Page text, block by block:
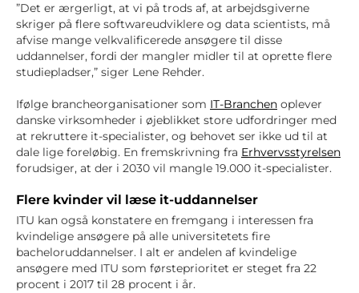
”Det er ærgerligt, at vi på trods af, at arbejdsgiverne
skriger på flere softwareudviklere og data scientists, må
afvise mange velkvalificerede ansøgere til disse
uddannelser, fordi der mangler midler til at oprette flere
studiepladser,” siger Lene Rehder.
Ifølge brancheorganisationer som IT-Branchen oplever
danske virksomheder i øjeblikket store udfordringer med
at rekruttere it-specialister, og behovet ser ikke ud til at
dale lige foreløbig. En fremskrivning fra Erhvervsstyrelsen
forudsiger, at der i 2030 vil mangle 19.000 it-specialister.
Flere kvinder vil læse it-uddannelser
ITU kan også konstatere en fremgang i interessen fra
kvindelige ansøgere på alle universitetets fire
bacheloruddannelser. I alt er andelen af kvindelige
ansøgere med ITU som førsteprioritet er steget fra 22
procent i 2017 til 28 procent i år.